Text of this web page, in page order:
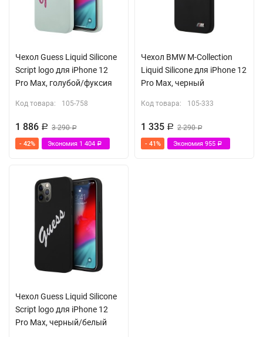
Чехол Guess Liquid Silicone
Script logo для iPhone 12
Pro Max, голубой/фуксия
Код товара: 105-758
1 886 Р 3 290Р
- 42% Экономия 1 404 Р
Чехол BMW M-Collection
Liquid Silicone для iPhone 12
Pro Max, черный
Код товара: 105-333
1 335 Р 2 290Р
- 41% Экономия 955 Р
Чехол Guess Liquid Silicone
Script logo для iPhone 12
Pro Max, черный/белый